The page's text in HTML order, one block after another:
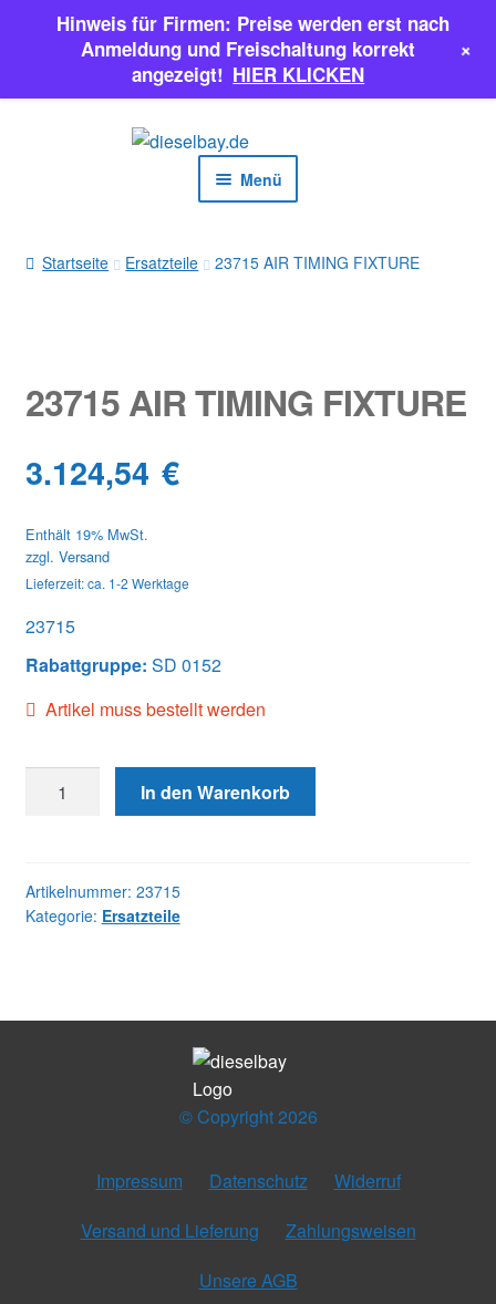
Menü
SALE
Classic Parts
Startseite Ersatzteile 23715 AIR TIMING FIXTURE
23715 AIR TIMING FIXTURE
3.124,54 €
Enthält 19% MwSt.
zzgl. Versand
Lieferzeit: ca. 1-2 Werktage
23715
Rabattgruppe: SD 0152
Artikel muss bestellt werden
Menge
In den Warenkorb
Artikelnummer: 23715
Kategorie: Ersatzteile
© Copyright 2026
Impressum Datenschutz
Widerruf
Versand und Lieferung
Zahlungsweisen
Unsere AGB
Hinweis für Firmen: Preise werden erst nach
Anmeldung und Freischaltung korrekt
angezeigt! HIER KLICKEN
+